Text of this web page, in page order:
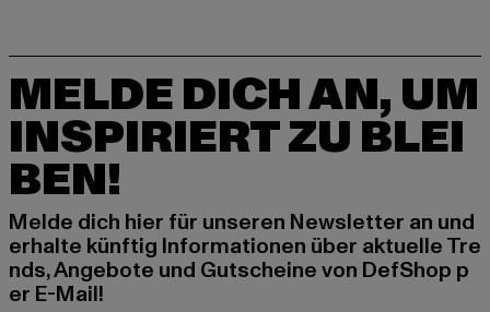
MELDE DICH AN, UM
INSPIRIERT ZU BLEI
BEN!
Melde dich hier für unseren Newsletter an und
erhalte künftig Informationen über aktuelle Tre
nds, Angebote und Gutscheine von DefShop p
er E-Mail!